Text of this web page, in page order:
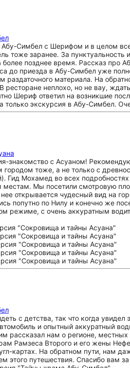
Симбел с Шерифом и в целом
тоже заранее. За
позднее время. Рассказ про
до приезда в Абу-Симбел уже
раздаточного материала. На
ресторане неплохо, но не вау,
Шериф ответил на возникшие
только экскурсия в Абу-Симбел.
знакомство с Асуаном!
городом тоже, а не только с
Гид Мохамед во всех
Мы посетили смотровую
открывается чудесный вид на
попутно по Нилу и конечно же
режиме, с очень аккуратным
с детства, так что когда
и опытный аккуратный
рассказал нам о регионе,
Рамзеса Второго и его жены
картах. На обратном пути, нам
этого путешествия. Спасибо вам